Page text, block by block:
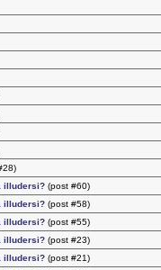
illudersi?(post #60)
illudersi?(post #58)
illudersi?(post #55)
illudersi?(post #23)
illudersi?(post #21)